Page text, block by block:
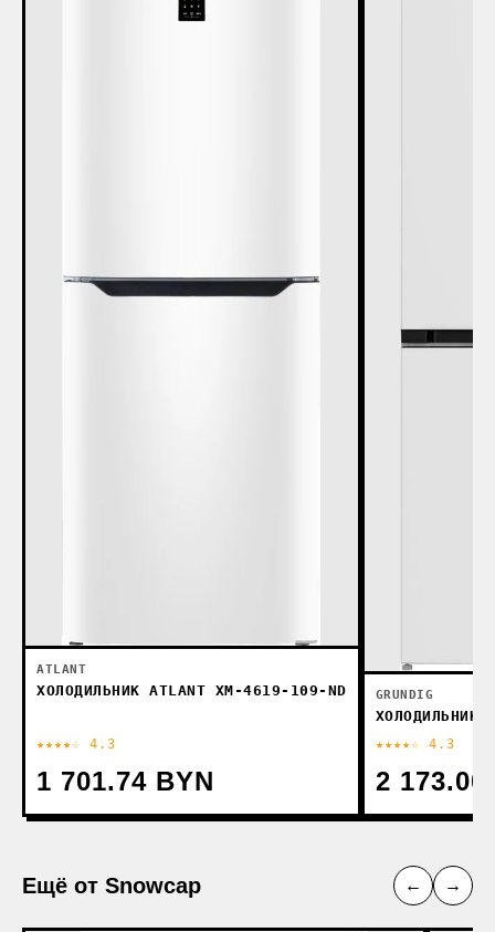
ATLANT
ХОЛОДИЛЬНИК ATLANT ХМ-4619-109-ND
★★★★☆ 4.3
1 701.74 BYN
GRUNDIG
ХОЛОДИЛЬНИК
★★★★☆ 4.3
2 173.00
Ещё от Snowcap ← →